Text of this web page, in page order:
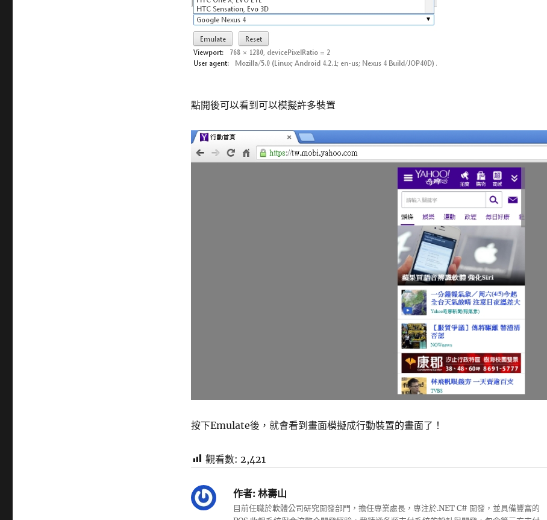
點開後可以看到可以模擬許多裝置
按下Emulate後，就會看到畫面模擬成行動裝置的畫面了！
觀看數: 2,421
作者:林壽山
目前任職於軟體公司研究開發部門，擔任專業處長，專注於.NET C# 開發，並具備豐富的